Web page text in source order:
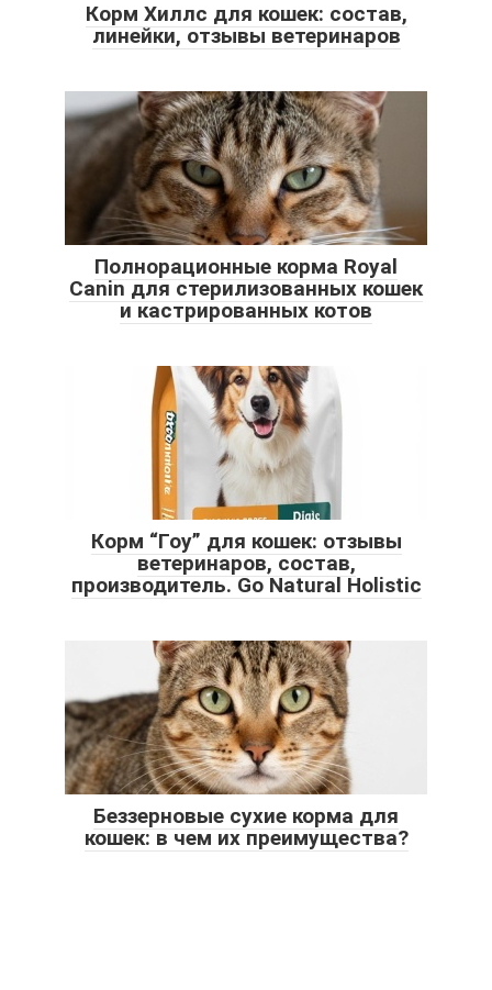
Корм Хиллс для кошек: состав,
линейки, отзывы ветеринаров
Полнорационные корма Royal
Canin для стерилизованных кошек
и кастрированных котов
Корм “Гоу” для кошек: отзывы
ветеринаров, состав,
производитель. Go Natural Holistic
Беззерновые сухие корма для
кошек: в чем их преимущества?